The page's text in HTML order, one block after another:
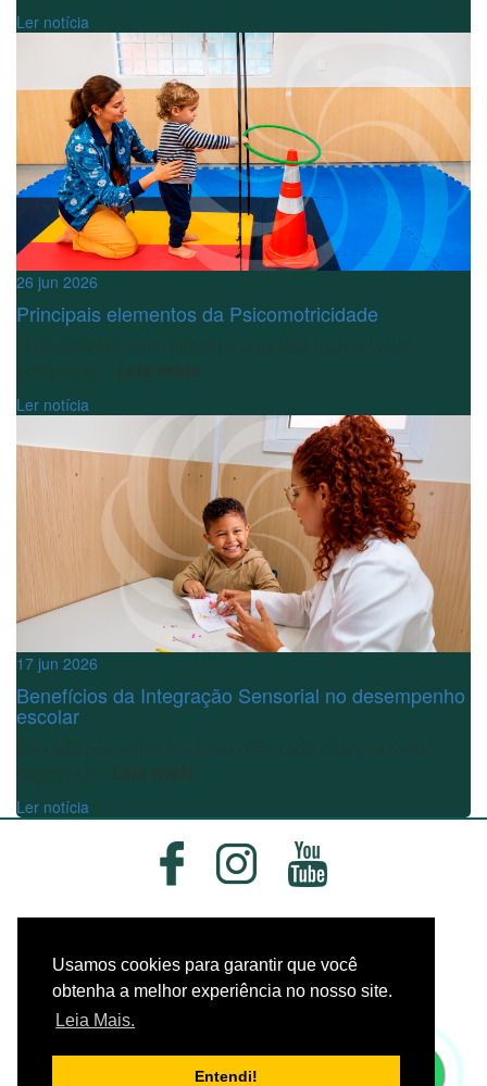
Usamos cookies para garantir que você
obtenha a melhor experiência no nosso site.
Leia Mais.
Entendi!
Ler notícia
26 jun 2026
Principais elementos da Psicomotricidade
Ler notícia
17 jun 2026
Benefícios da Integração Sensorial no desempenho
escolar
Ler notícia